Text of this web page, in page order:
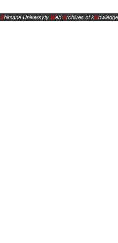
Shimane Universyty WebArchives of kNowledge